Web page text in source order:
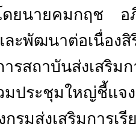
ดยนายคมกฤช
และพัฒนาต่อเ
รสถาบันส่งเสริม
มประชุมใหญ่ชี้แจ
รมส่งเสริมการเ